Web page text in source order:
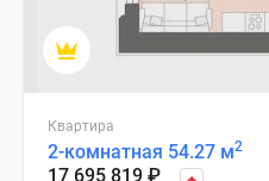
Квартира
2-комнатная 54.27 м2
17 695 819 ₽